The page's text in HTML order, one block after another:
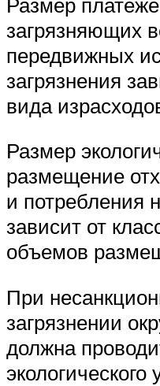
загрязняющих
передвижных
загрязнения
вида
Размер
размещение
и потребления
зависит от
объемов
При
загрязнении
должна
экологического